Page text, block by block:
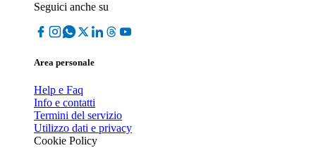
Seguici anche su
Area personale
Help e Faq
Info e contatti
Termini del servizio
Utilizzo dati e privacy
Cookie Policy